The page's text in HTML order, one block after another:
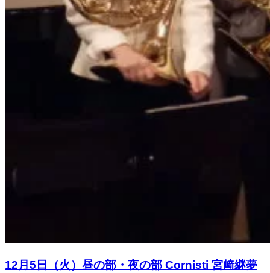
12月5日（火）昼の部・夜の部 Cornisti 宮﨑継夢